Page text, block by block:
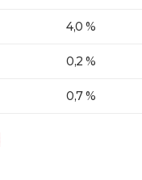
4,0 %
0,2 %
0,7 %